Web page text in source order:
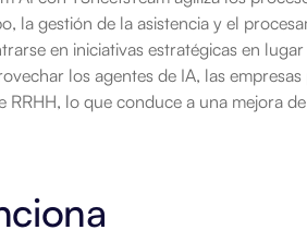
la gestión de la asistencia y el
en iniciativas estratégicas en
los agentes de IA, las
RRHH, lo que conduce a una mejora